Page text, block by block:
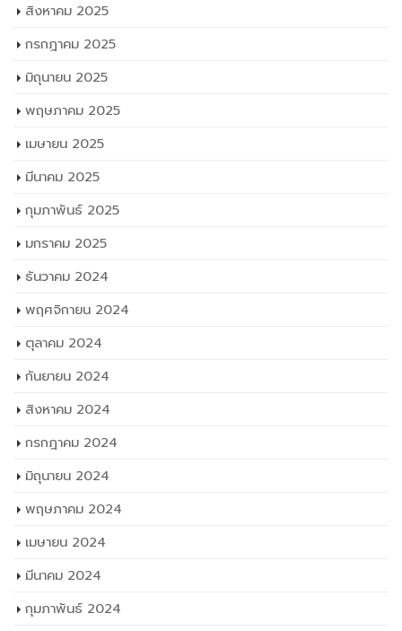
สิงหาคม 2025
กรกฎาคม 2025
มิถุนายน 2025
พฤษภาคม 2025
เมษายน 2025
มีนาคม 2025
กุมภาพันธ์ 2025
มกราคม 2025
ธันวาคม 2024
พฤศจิกายน 2024
ตุลาคม 2024
กันยายน 2024
สิงหาคม 2024
กรกฎาคม 2024
มิถุนายน 2024
พฤษภาคม 2024
เมษายน 2024
มีนาคม 2024
กุมภาพันธ์ 2024